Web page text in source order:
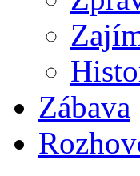
Zábava